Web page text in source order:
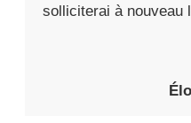
solliciterai à nouveau